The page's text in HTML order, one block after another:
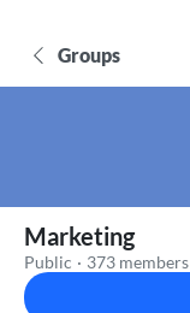
Groups
Marketing
Public · 373 members